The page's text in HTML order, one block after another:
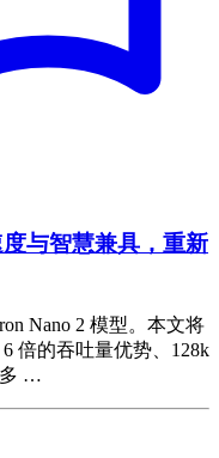
与智慧兼具，重新
Nano 2 模型。本文将
倍的吞吐量优势、128k
多 …